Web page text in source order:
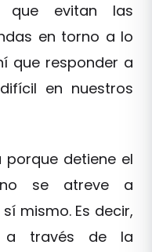
que evitan las
en torno a lo
que responder a
en nuestros
porque detiene el
se atreve a
mismo. Es decir,
a través de la